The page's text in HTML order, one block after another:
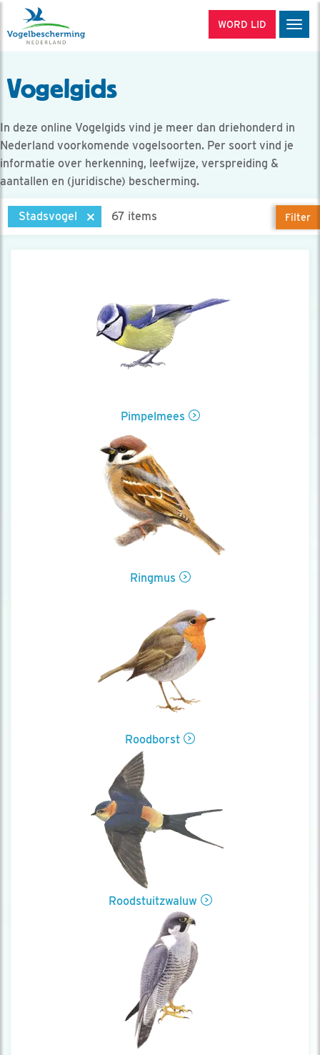
WORD LID
Vogelgids
In deze online Vogelgids vind je meer dan driehonderd in
Nederland voorkomende vogelsoorten. Per soort vind je
informatie over herkenning, leefwijze, verspreiding &
aantallen en (juridische) bescherming.
Stadsvogel 67 items Filter
Pimpelmees
Ringmus
Roodborst
Roodstuitzwaluw